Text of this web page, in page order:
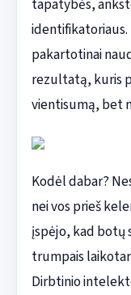
tapatybės,
identifikatoriaus.
pakartotinai
rezultatą, kuris
vientisumą, bet
Kodėl dabar?
nei vos prieš
įspėjo, kad botų
trumpais
Dirbtinio